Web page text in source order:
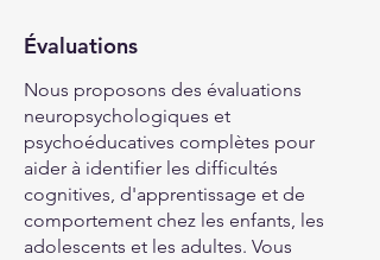
Évaluations
Nous proposons des évaluations
neuropsychologiques et
psychoéducatives complètes pour
aider à identifier les difficultés
cognitives, d'apprentissage et de
comportement chez les enfants, les
adolescents et les adultes. Vous